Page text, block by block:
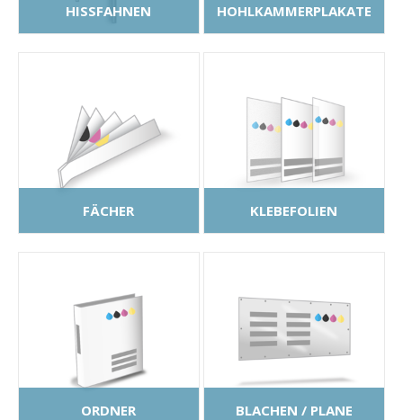
HISSFAHNEN HOHLKAMMERPLAKATE
FÄCHER KLEBEFOLIEN
ORDNER BLACHEN / PLANE